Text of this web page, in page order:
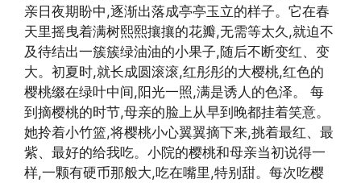
亲日夜期盼中,逐渐出落成亭亭玉立的样子。它在春
天里摇曳着满树熙熙攘攘的花瓣,无需等太久,就迫不
及待结出一簇簇绿油油的小果子,随后不断变红、变
大。初夏时,就长成圆滚滚,红彤彤的大樱桃,红色的
樱桃缀在绿叶中间,阳光一照,满是诱人的色泽。 每
到摘樱桃的时节,母亲的脸上从早到晚都挂着笑意。
她拎着小竹篮,将樱桃小心翼翼摘下来,挑着最红、最
紫、最好的给我吃。小院的樱桃和母亲当初说得一
样,一颗有硬币那般大,吃在嘴里,特别甜。每次吃樱